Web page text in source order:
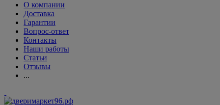
О компании
Доставка
Гарантии
Вопрос-ответ
Контакты
Наши работы
Статьи
Отзывы
...